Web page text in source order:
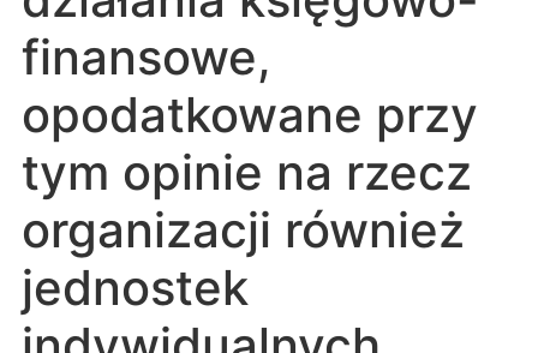
finansowe,
opodatkowane przy
tym opinie na rzecz
organizacji również
jednostek